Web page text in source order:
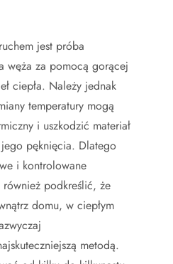
jest próba
węża za pomocą gorącej
ciepła. Należy jednak
temperatury mogą
i uszkodzić materiał
pęknięcia. Dlatego
i kontrolowane
podkreślić, że
domu, w ciepłym
metodą.